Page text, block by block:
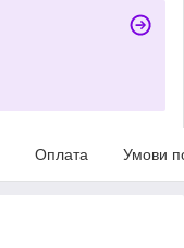
Оплата Умови